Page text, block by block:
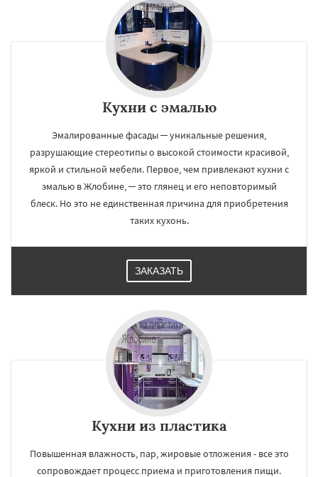
Работаем по
регионам
Калинковичи
Рогачёв Добруш Буда-Кошелево
Ельск Житковичи
Чечерск
Кухни с эмалью
Эмалированные фасады ─ уникальные решения,
разрушающие стереотипы о высокой стоимости красивой,
яркой и стильной мебели. Первое, чем привлекают кухни с
эмалью в Жлобине, ─ это глянец и его неповторимый
блеск. Но это не единственная причина для приобретения
таких кухонь.
ЗАКАЗАТЬ
Кухни из пластика
Повышенная влажность, пар, жировые отложения - все это
сопровождает процесс приема и приготовления пищи.
УЗНАТЬ ПОДРОБНЕЕ
Даю согласие на обработку персональных данных